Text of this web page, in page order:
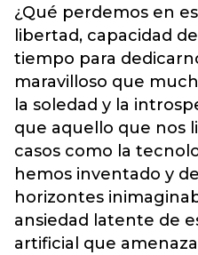
¿Qué perdemos en
libertad, capacidad
tiempo para
maravilloso que
la soledad y la
que aquello que nos
casos como la
hemos inventado y
horizontes
ansiedad latente de
artificial que